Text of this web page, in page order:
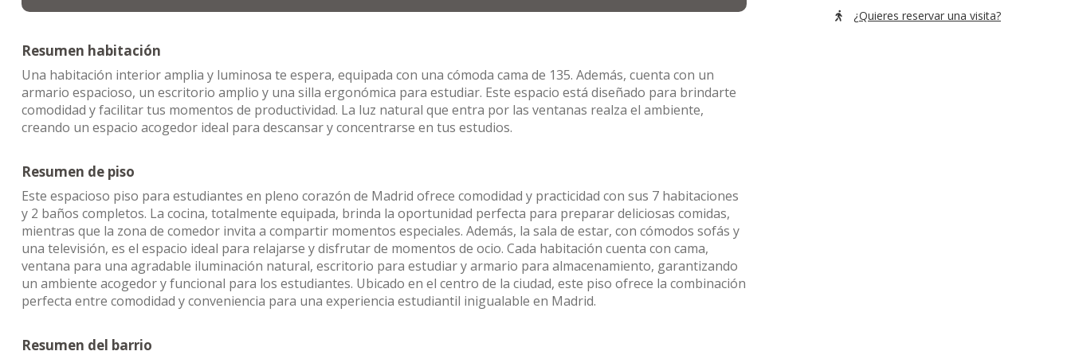
Resumen habitación
Una habitación interior amplia y luminosa te espera, equipada con una cómoda cama de 135. Además, cuenta con un
armario espacioso, un escritorio amplio y una silla ergonómica para estudiar. Este espacio está diseñado para brindarte
comodidad y facilitar tus momentos de productividad. La luz natural que entra por las ventanas realza el ambiente,
creando un espacio acogedor ideal para descansar y concentrarse en tus estudios.
Resumen de piso
Este espacioso piso para estudiantes en pleno corazón de Madrid ofrece comodidad y practicidad con sus 7 habitaciones
y 2 baños completos. La cocina, totalmente equipada, brinda la oportunidad perfecta para preparar deliciosas comidas,
mientras que la zona de comedor invita a compartir momentos especiales. Además, la sala de estar, con cómodos sofás y
una televisión, es el espacio ideal para relajarse y disfrutar de momentos de ocio. Cada habitación cuenta con cama,
ventana para una agradable iluminación natural, escritorio para estudiar y armario para almacenamiento, garantizando
un ambiente acogedor y funcional para los estudiantes. Ubicado en el centro de la ciudad, este piso ofrece la combinación
perfecta entre comodidad y conveniencia para una experiencia estudiantil inigualable en Madrid.
Resumen del barrio
¿Quieres reservar una visita?